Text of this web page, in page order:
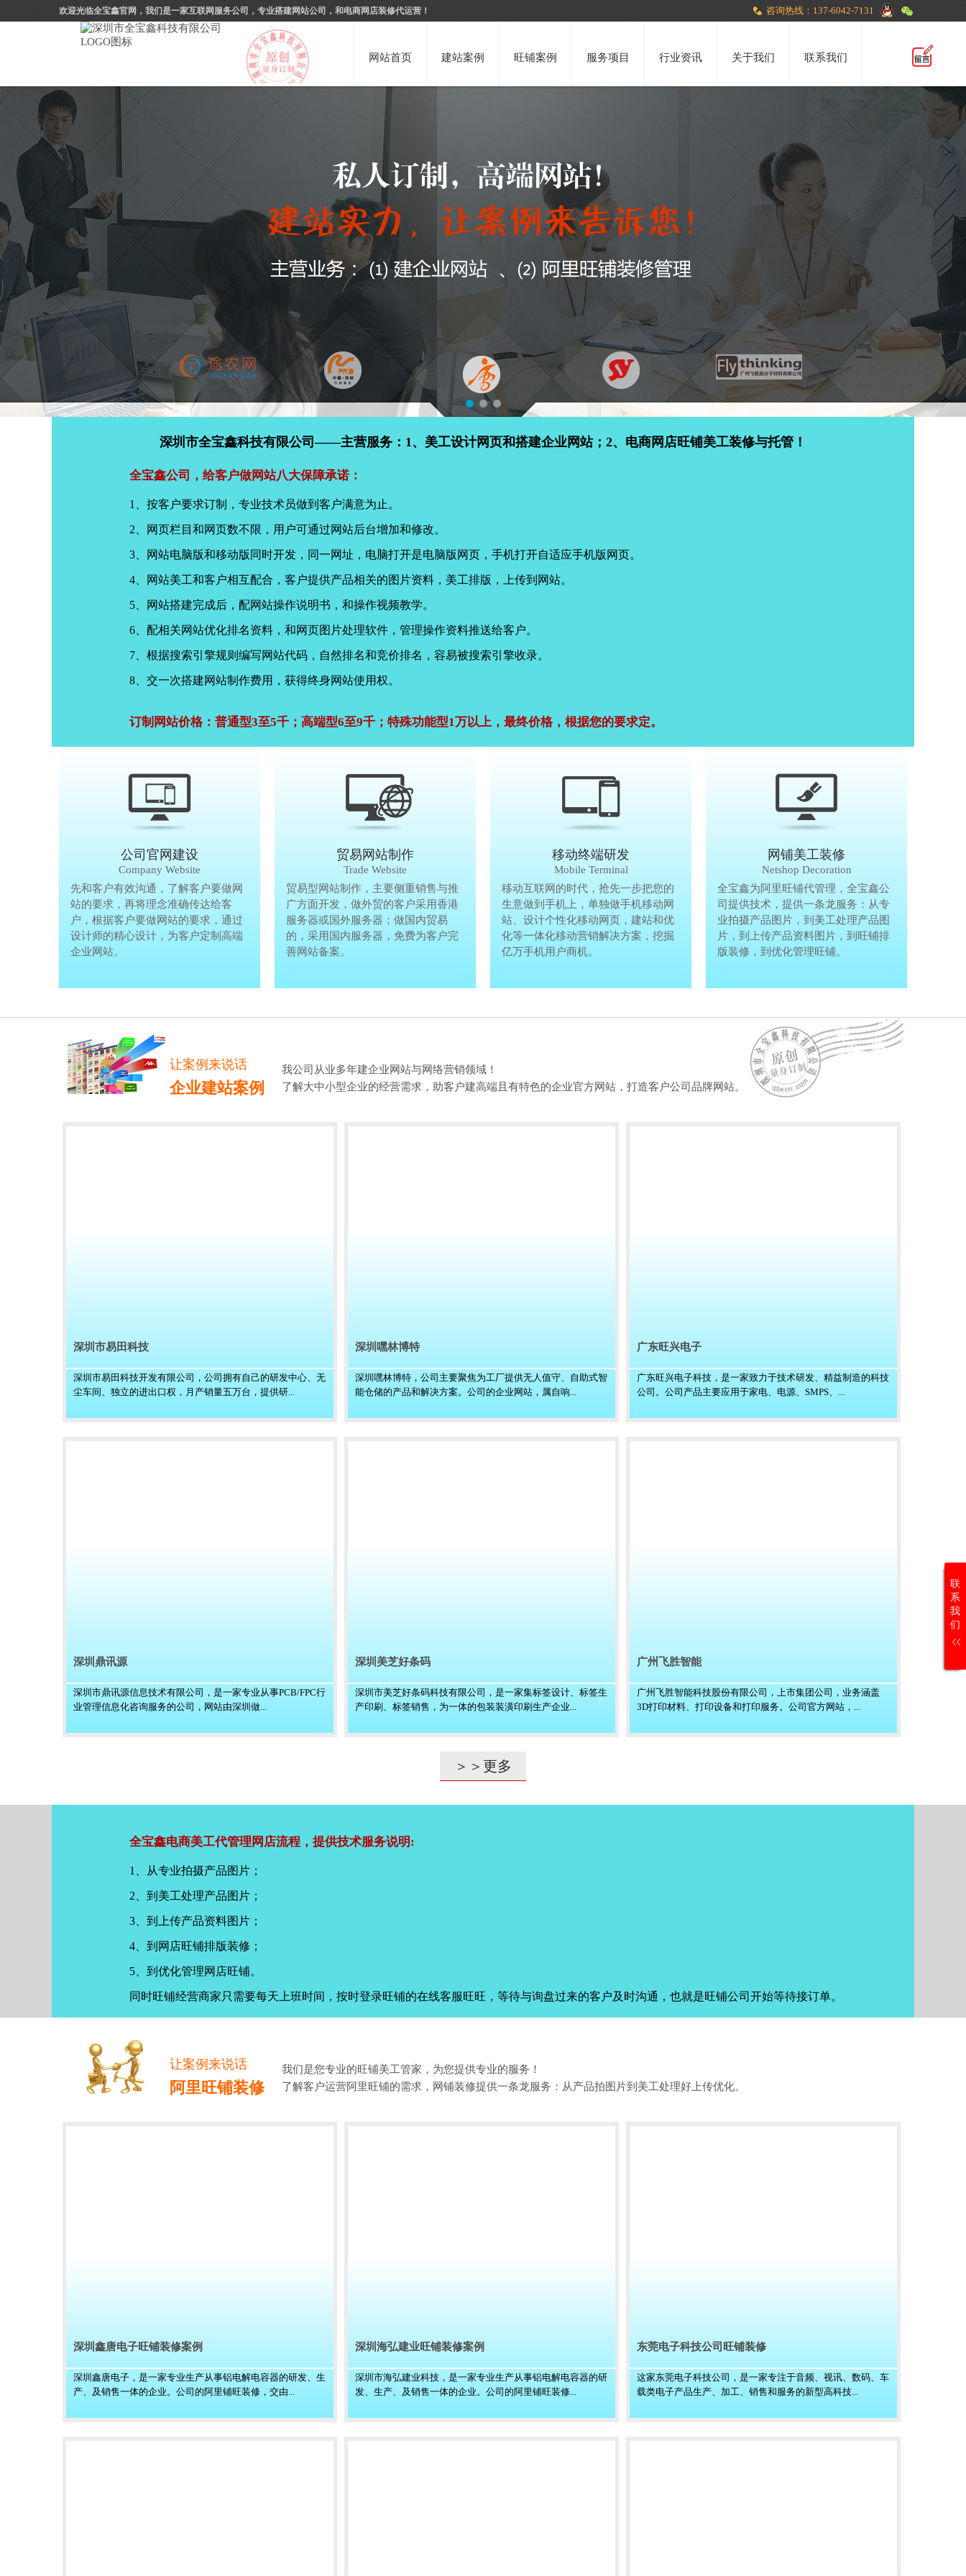
欢迎光临全宝鑫官网，我们是一家互联网服务公司，专业搭建网站公司，和电商网店装修代运营！ 咨询热线：137-6042-7131
网站首页 建站案例 旺铺案例 服务项目 行业资讯 关于我们 联系我们
深圳市全宝鑫科技有限公司——主营服务：1、美工设计网页和搭建企业网站；2、电商网店旺铺美工装修与托管！
全宝鑫公司，给客户做网站八大保障承诺：
1、按客户要求订制，专业技术员做到客户满意为止。
2、网页栏目和网页数不限，用户可通过网站后台增加和修改。
3、网站电脑版和移动版同时开发，同一网址，电脑打开是电脑版网页，手机打开自适应手机版网页。
4、网站美工和客户相互配合，客户提供产品相关的图片资料，美工排版，上传到网站。
5、网站搭建完成后，配网站操作说明书，和操作视频教学。
6、配相关网站优化排名资料，和网页图片处理软件，管理操作资料推送给客户。
7、根据搜索引擎规则编写网站代码，自然排名和竞价排名，容易被搜索引擎收录。
8、交一次搭建网站制作费用，获得终身网站使用权。
订制网站价格：普通型3至5千；高端型6至9千；特殊功能型1万以上，最终价格，根据您的要求定。
公司官网建设
Company Website
先和客户有效沟通，了解客户要做网
站的要求，再将理念准确传达给客
户，根据客户要做网站的要求，通过
设计师的精心设计，为客户定制高端
企业网站。
公司官网建设
Company Website
先和客户有效沟通，了解客户要做网
站的要求，再将理念准确传达给客
户，根据客户要做网站的要求，通过
设计师的精心设计，为客户定制高端
企业网站。
贸易网站制作
Trade Website
贸易型网站制作，主要侧重销售与推
广方面开发，做外贸的客户采用香港
服务器或国外服务器；做国内贸易
的，采用国内服务器，免费为客户完
善网站备案。
贸易网站制作
Trade Website
贸易型网站制作，主要侧重销售与推
广方面开发，做外贸的客户采用香港
服务器或国外服务器；做国内贸易
的，采用国内服务器，免费为客户完
善网站备案。
移动终端研发
Mobile Terminal
移动互联网的时代，抢先一步把您的
生意做到手机上，单独做手机移动网
站、设计个性化移动网页，建站和优
化等一体化移动营销解决方案，挖掘
亿万手机用户商机。
移动终端研发
Mobile Terminal
移动互联网的时代，抢先一步把您的
生意做到手机上，单独做手机移动网
站、设计个性化移动网页，建站和优
化等一体化移动营销解决方案，挖掘
亿万手机用户商机。
网铺美工装修
Netshop Decoration
全宝鑫为阿里旺铺代管理，全宝鑫公
司提供技术，提供一条龙服务：从专
业拍摄产品图片，到美工处理产品图
片，到上传产品资料图片，到旺铺排
版装修，到优化管理旺铺。
让案例来说话
企业建站案例
我公司从业多年建企业网站与网络营销领域！
了解大中小型企业的经营需求，助客户建高端且有特色的企业官方网站，打造客户公司品牌网站。
深圳市易田科技
深圳市易田科技开发有限公司，公司拥有自己的研发中心、无
尘车间、独立的进出口权，月产销量五万台，提供研...
深圳嘿林博特
深圳嘿林博特，公司主要聚焦为工厂提供无人值守、自助式智
能仓储的产品和解决方案。公司的企业网站，属自响...
广东旺兴电子
广东旺兴电子科技，是一家致力于技术研发、精益制造的科技
公司。公司产品主要应用于家电、电源、SMPS、...
深圳鼎讯源
深圳市鼎讯源信息技术有限公司，是一家专业从事PCB/FPC行
业管理信息化咨询服务的公司，网站由深圳做...
深圳美芝好条码
深圳市美芝好条码科技有限公司，是一家集标签设计、标签生
产印刷、标签销售，为一体的包装装潢印刷生产企业...
广州飞胜智能
广州飞胜智能科技股份有限公司，上市集团公司，业务涵盖
3D打印材料、打印设备和打印服务。公司官方网站，...
＞＞更多
全宝鑫电商美工代管理网店流程，提供技术服务说明:
1、从专业拍摄产品图片；
2、到美工处理产品图片；
3、到上传产品资料图片；
4、到网店旺铺排版装修；
5、到优化管理网店旺铺。
同时旺铺经营商家只需要每天上班时间，按时登录旺铺的在线客服旺旺，等待与询盘过来的客户及时沟通，也就是旺铺公司开始等待接订单。
让案例来说话
阿里旺铺装修
我们是您专业的旺铺美工管家，为您提供专业的服务！
了解客户运营阿里旺铺的需求，网铺装修提供一条龙服务：从产品拍图片到美工处理好上传优化。
深圳鑫唐电子旺铺装修案例
深圳鑫唐电子，是一家专业生产从事铝电解电容器的研发、生
产、及销售一体的企业。公司的阿里铺旺装修，交由...
深圳海弘建业旺铺装修案例
深圳市海弘建业科技，是一家专业生产从事铝电解电容器的研
发、生产、及销售一体的企业。公司的阿里铺旺装修...
东莞电子科技公司旺铺装修
这家东莞电子科技公司，是一家专注于音频、视讯、数码、车
载类电子产品生产、加工、销售和服务的新型高科技...
联
系
我
们